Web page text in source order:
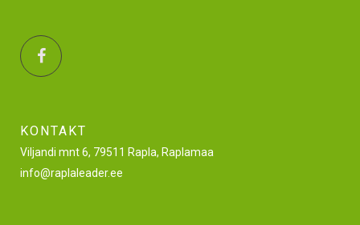
KONTAKT
Viljandi mnt 6, 79511 Rapla, Raplamaa
info@raplaleader.ee